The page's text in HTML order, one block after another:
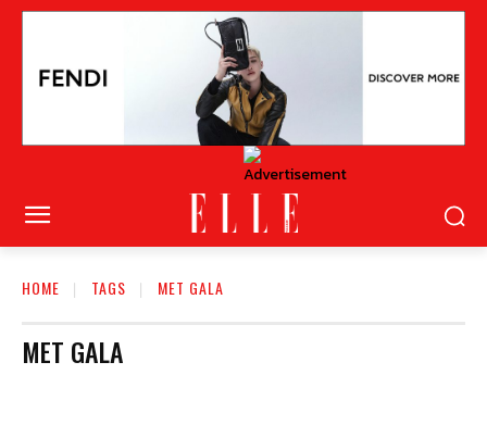
HOME TAGS MET GALA
MET GALA